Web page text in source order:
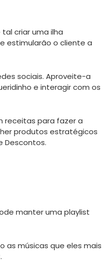
criar uma ilha
estimularão o cliente a
sociais. Aproveite-a
e interagir com os
receitas para fazer a
produtos estratégicos
Descontos.
manter uma playlist
as músicas que eles mais